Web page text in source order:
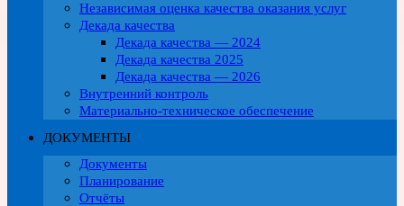
Независимая оценка качества оказания услуг
Декада качества
Декада качества — 2024
Декада качества 2025
Декада качества — 2026
Внутренний контроль
Материально-техническое обеспечение
ДОКУМЕНТЫ
Документы
Планирование
Отчёты